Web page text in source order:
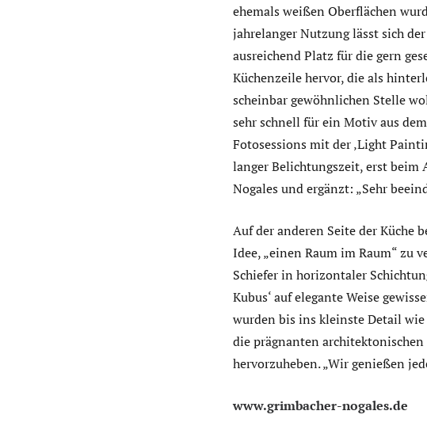
ehemals weißen Oberflächen
jahrelanger Nutzung lässt sich
ausreichend Platz für die gern
Küchenzeile hervor, die als
scheinbar gewöhnlichen Stelle
sehr schnell für ein Motiv aus
Fotosessions mit der ‚Light
langer Belichtungszeit, erst beim
Nogales und ergänzt: „Sehr
Auf der anderen Seite der Küche
Idee, „einen Raum im Raum“ zu
Schiefer in horizontaler
Kubus‘ auf elegante Weise
wurden bis ins kleinste Detail
die prägnanten
hervorzuheben. „Wir genießen
www.grimbacher-nogales.de